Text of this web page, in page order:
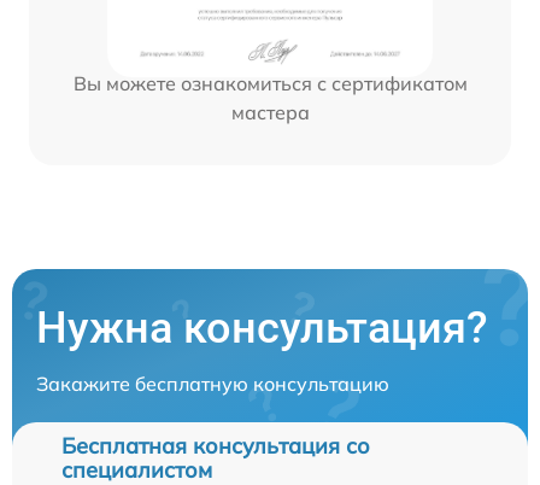
Вы можете ознакомиться с сертификатом
мастера
Нужна консультация?
Закажите бесплатную консультацию
Бесплатная консультация со
специалистом